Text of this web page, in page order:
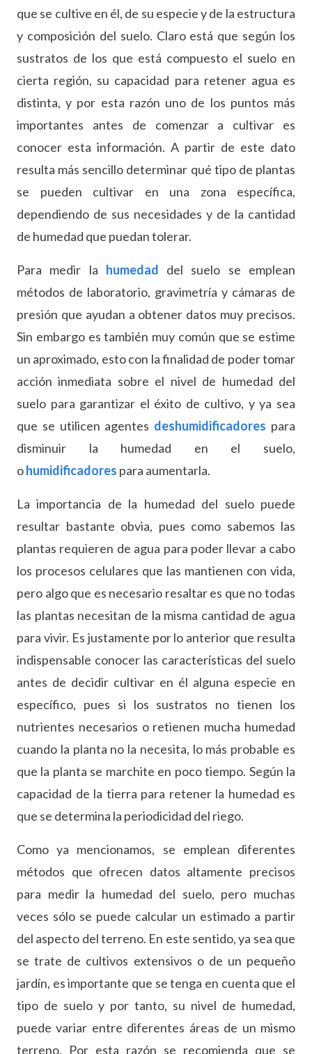
que se cultive en él, de su especie y de la estructura
y composición del suelo. Claro está que según los
sustratos de los que está compuesto el suelo en
cierta región, su capacidad para retener agua es
distinta, y por esta razón uno de los puntos más
importantes antes de comenzar a cultivar es
conocer esta información. A partir de este dato
resulta más sencillo determinar qué tipo de plantas
se pueden cultivar en una zona específica,
dependiendo de sus necesidades y de la cantidad
de humedad que puedan tolerar.
Para medir la humedad del suelo se emplean
métodos de laboratorio, gravimetría y cámaras de
presión que ayudan a obtener datos muy precisos.
Sin embargo es también muy común que se estime
un aproximado, esto con la finalidad de poder tomar
acción inmediata sobre el nivel de humedad del
suelo para garantizar el éxito de cultivo, y ya sea
que se utilicen agentes deshumidificadores para
disminuir la humedad en el suelo,
ohumidificadores para aumentarla.
La importancia de la humedad del suelo puede
resultar bastante obvia, pues como sabemos las
plantas requieren de agua para poder llevar a cabo
los procesos celulares que las mantienen con vida,
pero algo que es necesario resaltar es que no todas
las plantas necesitan de la misma cantidad de agua
para vivir. Es justamente por lo anterior que resulta
indispensable conocer las características del suelo
antes de decidir cultivar en él alguna especie en
específico, pues si los sustratos no tienen los
nutrientes necesarios o retienen mucha humedad
cuando la planta no la necesita, lo más probable es
que la planta se marchite en poco tiempo. Según la
capacidad de la tierra para retener la humedad es
que se determina la periodicidad del riego.
Como ya mencionamos, se emplean diferentes
métodos que ofrecen datos altamente precisos
para medir la humedad del suelo, pero muchas
veces sólo se puede calcular un estimado a partir
del aspecto del terreno. En este sentido, ya sea que
se trate de cultivos extensivos o de un pequeño
jardín, es importante que se tenga en cuenta que el
tipo de suelo y por tanto, su nivel de humedad,
puede variar entre diferentes áreas de un mismo
terreno. Por esta razón se recomienda que se